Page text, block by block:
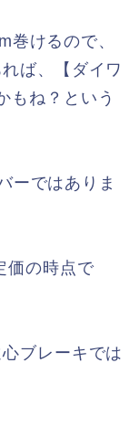
巻けるので、
ば、【ダイワ
もね？という
ーではありま
価の時点で
ブレーキでは